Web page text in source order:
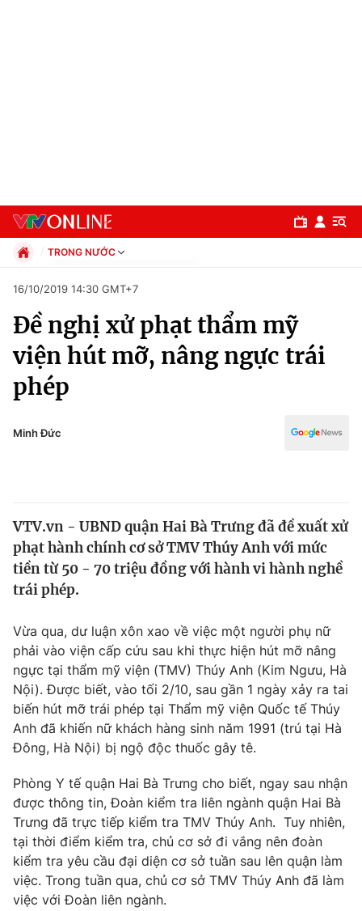
Chuyên mục
Chính trị
Thế giới
Tin tức
Câu chuyện quốc tế
Kinh tế
Tài chính
Thị trường
Góc doanh nghiệp
Dữ liệu và đời sống
Truyền hình
Phim VTV
Nhân vật
Khán giả
Giải sao mai
Giải trí
Điện ảnh
Âm nhạc
Sao
Đời sống
Du lịch
Làm đẹp
Chất lượng cuộc sống
Giáo dục
Tuyển sinh
Học trực tuyến
Công nghệ
TRONG NƯỚC
Xã hội
Pháp luật
Kinh tế
Thể thao
Truyền hình
Văn hóa - Giải trí
16/10/2019 14:30 GMT+7
Đề nghị xử phạt thẩm mỹ
viện hút mỡ, nâng ngực trái
phép
Minh Đức
VTV.vn - UBND quận Hai Bà Trưng đã đề xuất xử
phạt hành chính cơ sở TMV Thúy Anh với mức
tiền từ 50 - 70 triệu đồng với hành vi hành nghề
trái phép.
Vừa qua, dư luận xôn xao về việc một người phụ nữ
phải vào viện cấp cứu sau khi thực hiện hút mỡ nâng
ngực tại thẩm mỹ viện (TMV) Thúy Anh (Kim Ngưu, Hà
Nội). Được biết, vào tối 2/10, sau gần 1 ngày xảy ra tai
biến hút mỡ trái phép tại Thẩm mỹ viện Quốc tế Thúy
Anh đã khiến nữ khách hàng sinh năm 1991 (trú tại Hà
Đông, Hà Nội) bị ngộ độc thuốc gây tê.
Phòng Y tế quận Hai Bà Trưng cho biết, ngay sau nhận
được thông tin, Đoàn kiểm tra liên ngành quận Hai Bà
Trưng đã trực tiếp kiểm tra TMV Thúy Anh. Tuy nhiên,
tại thời điểm kiểm tra, chủ cơ sở đi vắng nên đoàn
kiểm tra yêu cầu đại diện cơ sở tuần sau lên quận làm
việc. Trong tuần qua, chủ cơ sở TMV Thúy Anh đã làm
việc với Đoàn liên ngành.